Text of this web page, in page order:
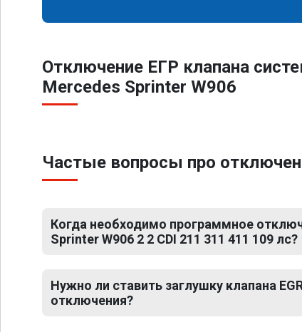
Отключение ЕГР клапана
Mercedes Sprinter W906
Частые вопросы про
Когда необходимо программное
Sprinter W906 2 2 CDI 211 311 411 109 лс?
Нужно ли ставить заглушку клапана
отключения?